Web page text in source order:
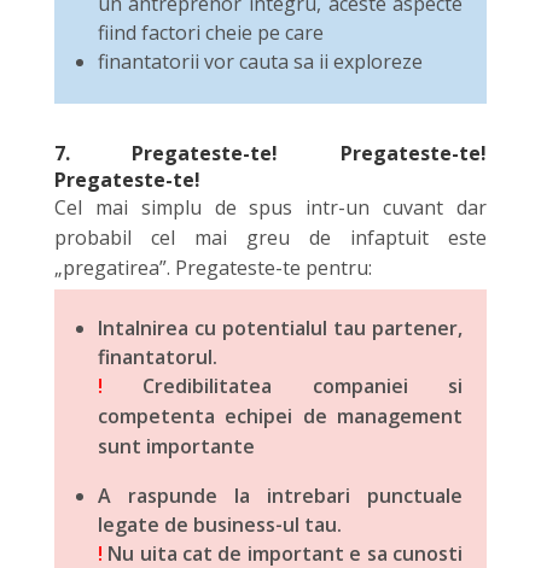
fiind factori cheie pe care
finantatorii vor cauta sa ii exploreze
7. Pregateste-te! Pregateste-te!
Pregateste-te!
Cel mai simplu de spus intr-un cuvant dar
probabil cel mai greu de infaptuit este
„pregatirea”. Pregateste-te pentru:
Intalnirea cu potentialul tau partener,
finantatorul.
! Credibilitatea companiei si
competenta echipei de management
sunt importante
A raspunde la intrebari punctuale
legate de business-ul tau.
! Nu uita cat de important e sa cunosti